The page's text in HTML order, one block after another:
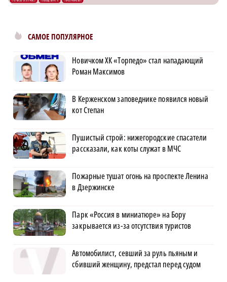
САМОЕ ПОПУЛЯРНОЕ
Новичком ХК «Торпедо» стал нападающий
Роман Максимов
В Керженском заповеднике появился новый
кот Степан
Пушистый строй: нижегородские спасатели
рассказали, как коты служат в МЧС
Пожарные тушат огонь на проспекте Ленина
в Дзержинске
Парк «Россия в миниатюре» на Бору
закрывается из-за отсутствия туристов
Автомобилист, севший за руль пьяным и
сбивший женщину, предстал перед судом